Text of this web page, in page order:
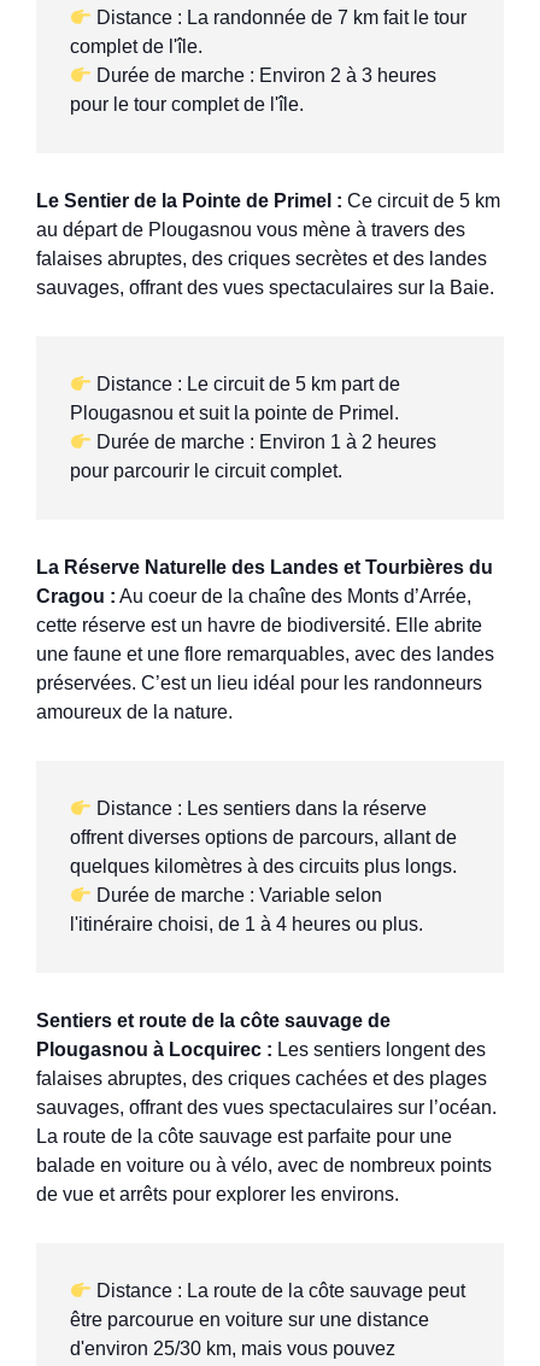
Distance : La randonnée de 7 km fait le tour
Durée de marche : Environ 2 à 3 heures
pour le tour complet de l'île.
Le Sentier de la Pointe de Primel : Ce circuit de 5 km
au départ de Plougasnou vous mène à travers des
falaises abruptes, des criques secrètes et des landes
sauvages, offrant des vues spectaculaires sur la Baie.
Distance : Le circuit de 5 km part de
Durée de marche : Environ 1 à 2 heures
pour parcourir le circuit complet.
La Réserve Naturelle des Landes et Tourbières du
Cragou : Au coeur de la chaîne des Monts d’Arrée,
cette réserve est un havre de biodiversité. Elle abrite
une faune et une flore remarquables, avec des landes
préservées. C’est un lieu idéal pour les randonneurs
amoureux de la nature.
Distance : Les sentiers dans la réserve
offrent diverses options de parcours, allant de
Durée de marche : Variable selon
l'itinéraire choisi, de 1 à 4 heures ou plus.
Sentiers et route de la côte sauvage de
Plougasnou à Locquirec : Les sentiers longent des
falaises abruptes, des criques cachées et des plages
sauvages, offrant des vues spectaculaires sur l’océan.
La route de la côte sauvage est parfaite pour une
balade en voiture ou à vélo, avec de nombreux points
de vue et arrêts pour explorer les environs.
Distance : La route de la côte sauvage peut
être parcourue en voiture sur une distance
d'environ 25/30 km, mais vous pouvez